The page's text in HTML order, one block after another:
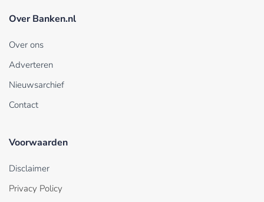
Over Banken.nl
Over ons
Adverteren
Nieuwsarchief
Contact
Voorwaarden
Disclaimer
Privacy Policy